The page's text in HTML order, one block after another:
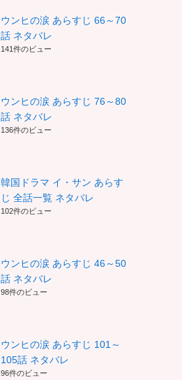
ウンヒの涙 あらすじ 66～70
話 ネタバレ
141件のビュー
ウンヒの涙 あらすじ 76～80
話 ネタバレ
136件のビュー
韓国ドラマ イ・サン あらす
じ 全話一覧 ネタバレ
102件のビュー
ウンヒの涙 あらすじ 46～50
話 ネタバレ
98件のビュー
ウンヒの涙 あらすじ 101～
105話 ネタバレ
96件のビュー